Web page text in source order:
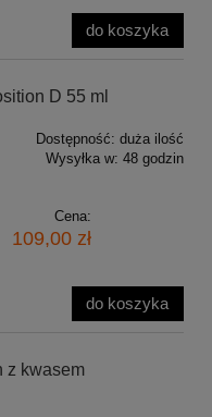
do koszyka
D 55 ml
Dostępność: duża ilość
Wysyłka w: 48 godzin
Cena:
109,00 zł
do koszyka
z kwasem